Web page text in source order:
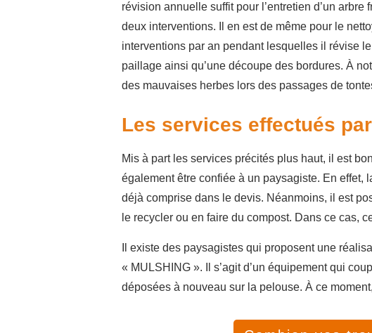
révision annuelle suffit pour l’entretien d’un
deux interventions. Il en est de même pour le
interventions par an pendant lesquelles il révise
paillage ainsi qu’une découpe des bordures. À
des mauvaises herbes lors des passages de
Les services effectués
Mis à part les services précités plus haut, il est
également être confiée à un paysagiste. En effet,
déjà comprise dans le devis. Néanmoins, il est
le recycler ou en faire du compost. Dans ce cas,
Il existe des paysagistes qui proposent une
« MULSHING ». Il s’agit d’un équipement qui
déposées à nouveau sur la pelouse. À ce